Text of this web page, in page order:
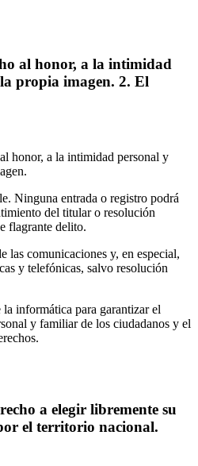
al honor, a la intimidad
propia imagen. 2. El
honor, a la intimidad personal y
Ninguna entrada o registro podrá
del titular o resolución
flagrante delito.
las comunicaciones y, en especial,
y telefónicas, salvo resolución
informática para garantizar el
y familiar de los ciudadanos y el
a elegir libremente su
el territorio nacional.